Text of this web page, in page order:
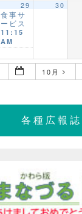
29
食事サ
ービス
11:15
AM
30
10月
各種広報誌